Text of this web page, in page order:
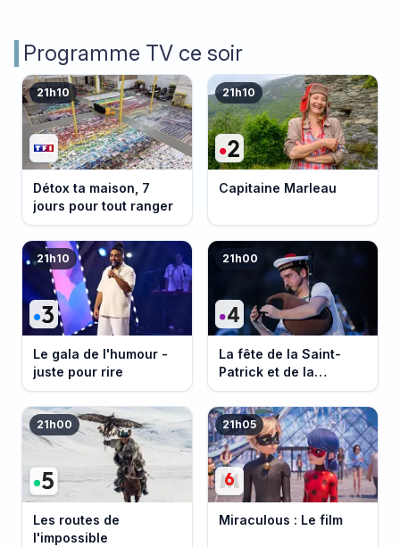
Programme TV ce soir
21h10
Détox ta maison, 7
jours pour tout ranger
21h10
Capitaine Marleau
21h10
Le gala de l'humour -
juste pour rire
21h00
La fête de la Saint-
Patrick et de la
Bretagne
21h00
Les routes de
l'impossible
21h05
Miraculous : Le film